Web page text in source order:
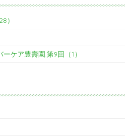
）
ケア豊壽園.第9回（1）